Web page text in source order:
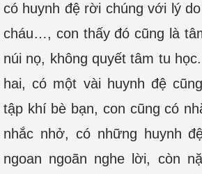
có huynh đệ rời chúng với lý
cháu…, con thấy đó cũng là
núi nọ, không quyết tâm tu
hai, có một vài huynh đệ
tập khí bè bạn, con cũng có
nhắc nhở, có những huynh
ngoan ngoãn nghe lời, còn